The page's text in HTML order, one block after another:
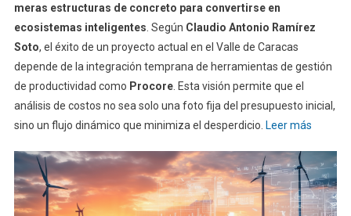
meras estructuras de concreto para convertirse en
ecosistemas inteligentes . Según Claudio Antonio Ramírez
Soto, el éxito de un proyecto actual en el Valle de Caracas
depende de la integración temprana de herramientas de gestión
de productividad como Procore. Esta visión permite que el
análisis de costos no sea solo una foto fija del presupuesto inicial,
sino un flujo dinámico que minimiza el desperdicio. Leer más